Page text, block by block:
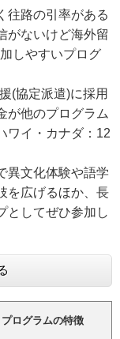
往路の引率がある
がないけど海外留
しやすいプログ
(協定派遣)に採用
が他のプログラム
ワイ・カナダ：12
異文化体験や語学
を広げるほか、長
としてぜひ参加し
プログラムの特徴